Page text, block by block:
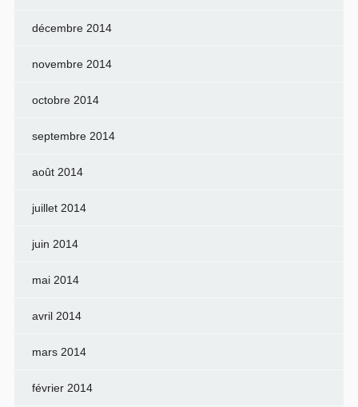
décembre 2014
novembre 2014
octobre 2014
septembre 2014
août 2014
juillet 2014
juin 2014
mai 2014
avril 2014
mars 2014
février 2014